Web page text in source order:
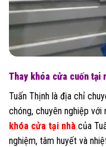
Thay khóa cửa cuốn tại
Tuấn Thịnh là địa chỉ
chóng, chuyên nghiệp với
khóa cửa tại nhà của
nghiệm, tâm huyết và